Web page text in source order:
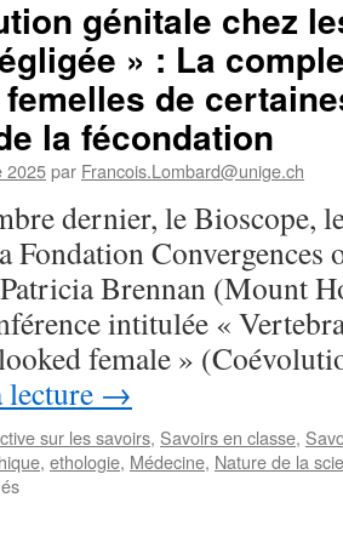
temps
des
pères,
une
histoire
naturelle
des
hommes
des
bébés
pour
donner
de
l’espoir
Dix
personnes
ont
façonné
la
science
en
2025
génitale chez
» : La
de
la fécondation
2025par Francois.Lombard@unige.ch
dernier, le Bioscope,
Fondation Convergences
Brennan (Mount
intitulée «
female »
→
sur les savoirs, Savoirs en classe,
, ethologie, Médecine, Nature de la
sur